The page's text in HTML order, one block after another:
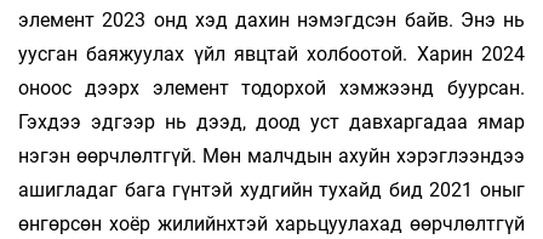
элемент 2023 онд хэд дахин нэмэгдсэн байв. Энэ нь
уусган баяжуулах үйл явцтай холбоотой. Харин 2024
оноос дээрх элемент тодорхой хэмжээнд буурсан.
Гэхдээ эдгээр нь дээд, доод уст давхаргадаа ямар
нэгэн өөрчлөлтгүй. Мөн малчдын ахуйн хэрэглээндээ
ашигладаг бага гүнтэй худгийн тухайд бид 2021 оныг
өнгөрсөн хоёр жилийнхтэй харьцуулахад өөрчлөлтгүй